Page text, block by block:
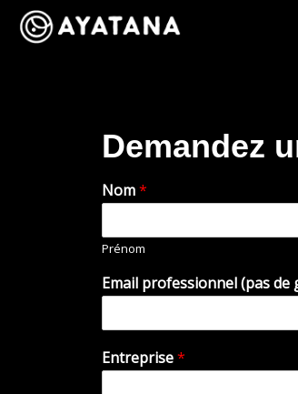
Demandez
Nom*
Prénom
Email professionnel (pas de
Entreprise*